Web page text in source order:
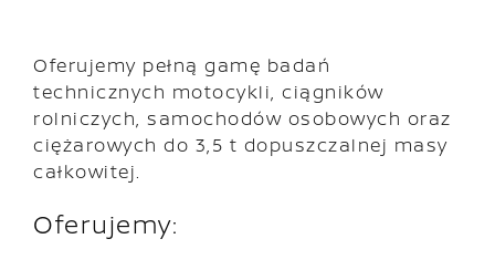
Oferujemy pełną gamę badań
technicznych motocykli, ciągników
rolniczych, samochodów osobowych oraz
ciężarowych do 3,5 t dopuszczalnej masy
całkowitej.
Oferujemy: